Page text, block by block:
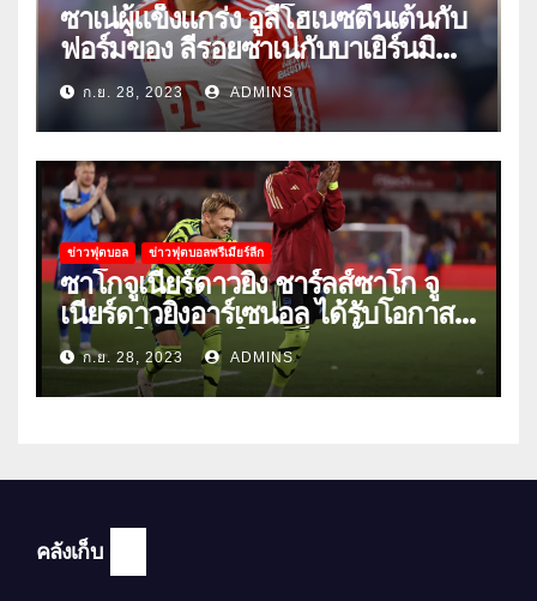
ซาเน่ผู้แข็งแกร่ง อูลี่โฮเนซตื่นเต้นกับ
ฟอร์มของ ลีรอยซาเน่กับบาเยิร์นมิ
วนิคก.ย. 28, 2023 ADMINS
ข่าวฟุตบอล ข่าวฟุตบอลพรีเมียร์ลีก
ซาโกจูเนียร์ดาวยิง ชาร์ลส์ซาโก จู
เนียร์ดาวยิงอาร์เซน่อล ได้รับโอกาส
ลงเล่นให้ทีมชุดใหญ่เป็นครั้งแรก
ก.ย. 28, 2023 ADMINS
คลังเก็บ